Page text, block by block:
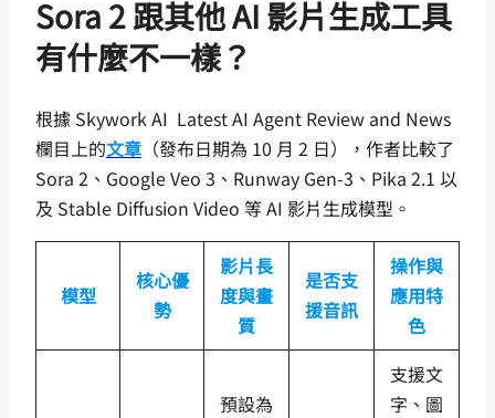
Sora 2 跟其他 AI 影片生成工具
有什麼不一樣？
根據 Skywork AI Latest AI Agent Review and News
欄目上的文章 （發布日期為 10 月 2 日），作者比較了
Sora 2、Google Veo 3、Runway Gen-3、Pika 2.1 以
及 Stable Diffusion Video 等 AI 影片生成模型。
模型
核心優
勢
影片長
度與畫
質
是否支
援音訊
操作與
應用特
色
預設為
支援文
字、圖